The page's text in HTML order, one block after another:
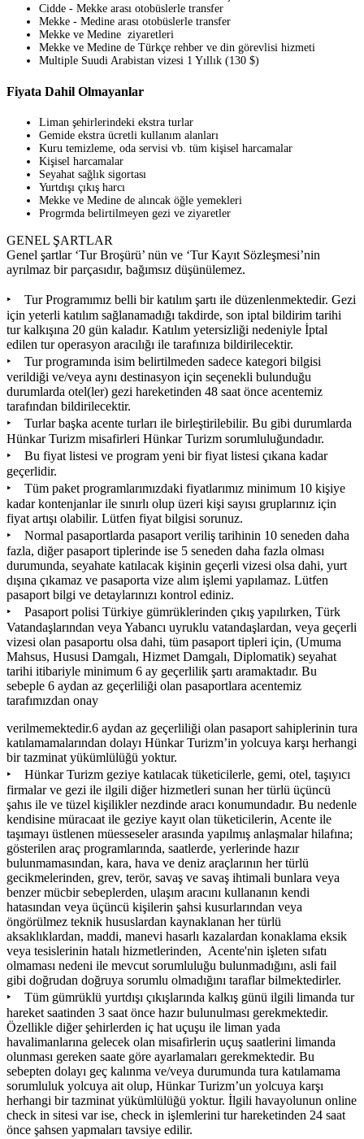
Cidde - Mekke arası otobüslerle transfer
Mekke - Medine arası otobüslerle transfer
Mekke ve Medine ziyaretleri
Mekke ve Medine de Türkçe rehber ve din görevlisi hizmeti
Multiple Suudi Arabistan vizesi 1 Yıllık (130 $)
Fiyata Dahil Olmayanlar
Liman şehirlerindeki ekstra turlar
Gemide ekstra ücretli kullanım alanları
Kuru temizleme, oda servisi vb. tüm kişisel harcamalar
Kişisel harcamalar
Seyahat sağlık sigortası
Yurtdışı çıkış harcı
Mekke ve Medine de alıncak öğle yemekleri
Progrmda belirtilmeyen gezi ve ziyaretler
GENEL ŞARTLAR
Genel şartlar ‘Tur Broşürü’ nün ve ‘Tur Kayıt Sözleşmesi’nin
ayrılmaz bir parçasıdır, bağımsız düşünülemez.
‣ Tur Programımız belli bir katılım şartı ile düzenlenmektedir. Gezi
için yeterli katılım sağlanamadığı takdirde, son iptal bildirim tarihi
tur kalkışına 20 gün kaladır. Katılım yetersizliği nedeniyle İptal
edilen tur operasyon aracılığı ile tarafınıza bildirilecektir.
‣ Tur programında isim belirtilmeden sadece kategori bilgisi
verildiği ve/veya aynı destinasyon için seçenekli bulunduğu
durumlarda otel(ler) gezi hareketinden 48 saat önce acentemiz
tarafından bildirilecektir.
‣ Turlar başka acente turları ile birleştirilebilir. Bu gibi durumlarda
Hünkar Turizm misafirleri Hünkar Turizm sorumluluğundadır.
‣ Bu fiyat listesi ve program yeni bir fiyat listesi çıkana kadar
geçerlidir.
‣ Tüm paket programlarımızdaki fiyatlarımız minimum 10 kişiye
kadar kontenjanlar ile sınırlı olup üzeri kişi sayısı gruplarınız için
fiyat artışı olabilir. Lütfen fiyat bilgisi sorunuz.
‣ Normal pasaportlarda pasaport veriliş tarihinin 10 seneden daha
fazla, diğer pasaport tiplerinde ise 5 seneden daha fazla olması
durumunda, seyahate katılacak kişinin geçerli vizesi olsa dahi, yurt
dışına çıkamaz ve pasaporta vize alım işlemi yapılamaz. Lütfen
pasaport bilgi ve detaylarınızı kontrol ediniz.
‣ Pasaport polisi Türkiye gümrüklerinden çıkış yapılırken, Türk
Vatandaşlarından veya Yabancı uyruklu vatandaşlardan, veya geçerli
vizesi olan pasaportu olsa dahi, tüm pasaport tipleri için, (Umuma
Mahsus, Hususi Damgalı, Hizmet Damgalı, Diplomatik) seyahat
tarihi itibariyle minimum 6 ay geçerlilik şartı aramaktadır. Bu
sebeple 6 aydan az geçerliliği olan pasaportlara acentemiz
tarafımızdan onay
verilmemektedir.6 aydan az geçerliliği olan pasaport sahiplerinin tura
katılamamalarından dolayı Hünkar Turizm’in yolcuya karşı herhangi
bir tazminat yükümlülüğü yoktur.
‣ Hünkar Turizm geziye katılacak tüketicilerle, gemi, otel, taşıyıcı
firmalar ve gezi ile ilgili diğer hizmetleri sunan her türlü üçüncü
şahıs ile ve tüzel kişilikler nezdinde aracı konumundadır. Bu nedenle
kendisine müracaat ile geziye kayıt olan tüketicilerin, Acente ile
taşımayı üstlenen müesseseler arasında yapılmış anlaşmalar hilafına;
gösterilen araç programlarında, saatlerde, yerlerinde hazır
bulunmamasından, kara, hava ve deniz araçlarının her türlü
gecikmelerinden, grev, terör, savaş ve savaş ihtimali bunlara veya
benzer mücbir sebeplerden, ulaşım aracını kullananın kendi
hatasından veya üçüncü kişilerin şahsi kusurlarından veya
öngörülmez teknik hususlardan kaynaklanan her türlü
aksaklıklardan, maddi, manevi hasarlı kazalardan konaklama eksik
veya tesislerinin hatalı hizmetlerinden, Acente'nin işleten sıfatı
olmaması nedeni ile mevcut sorumluluğu bulunmadığını, asli fail
gibi doğrudan doğruya sorumlu olmadığını taraflar bilmektedirler.
‣ Tüm gümrüklü yurtdışı çıkışlarında kalkış günü ilgili limanda tur
hareket saatinden 3 saat önce hazır bulunulması gerekmektedir.
Özellikle diğer şehirlerden iç hat uçuşu ile liman yada
havalimanlarına gelecek olan misafirlerin uçuş saatlerini limanda
olunması gereken saate göre ayarlamaları gerekmektedir. Bu
sebepten dolayı geç kalınma ve/veya durumunda tura katılamama
sorumluluk yolcuya ait olup, Hünkar Turizm’un yolcuya karşı
herhangi bir tazminat yükümlülüğü yoktur. İlgili havayolunun online
check in sitesi var ise, check in işlemlerini tur hareketinden 24 saat
önce şahsen yapmaları tavsiye edilir.